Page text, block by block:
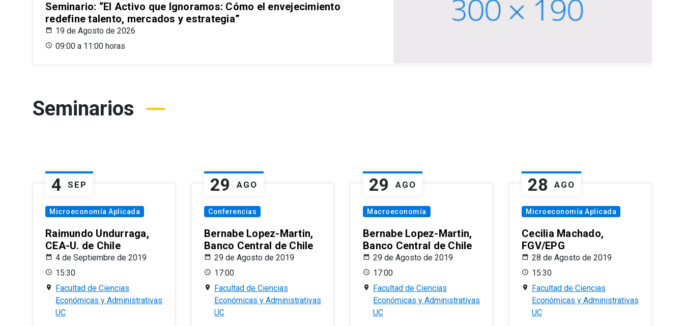
Seminario: “El Activo que Ignoramos: Cómo el envejecimiento
redefine talento, mercados y estrategia”
19 de Agosto de 2026
09:00 a 11:00 horas
Seminarios
4 SEP
Microeconomía Aplicada
Raimundo Undurraga,
CEA-U. de Chile
4 de Septiembre de 2019
15:30
Facultad de Ciencias
Económicas y Administrativas
UC
29 AGO
Conferencias
Bernabe Lopez-Martin,
Banco Central de Chile
29 de Agosto de 2019
17:00
Facultad de Ciencias
Económicas y Administrativas
UC
29 AGO
Macroeconomía
Bernabe Lopez-Martin,
Banco Central de Chile
29 de Agosto de 2019
17:00
Facultad de Ciencias
Económicas y Administrativas
UC
28 AGO
Microeconomía Aplicada
Cecilia Machado,
FGV/EPG
28 de Agosto de 2019
15:30
Facultad de Ciencias
Económicas y Administrativas
UC